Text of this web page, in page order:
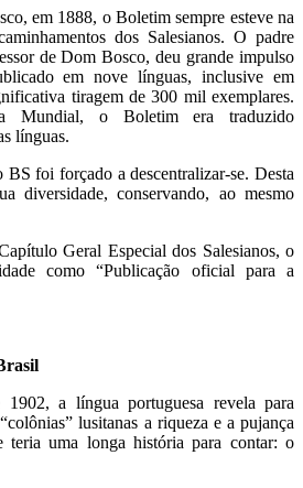
em 1888, o Boletim sempre esteve na
dos Salesianos. O padre
de Dom Bosco, deu grande impulso
em nove línguas, inclusive em
tiragem de 300 mil exemplares.
Mundial, o Boletim era traduzido
línguas.
foi forçado a descentralizar-se. Desta
diversidade, conservando, ao mesmo
Geral Especial dos Salesianos, o
como “Publicação oficial para a
a língua portuguesa revela para
lusitanas a riqueza e a pujança
teria uma longa história para contar: o